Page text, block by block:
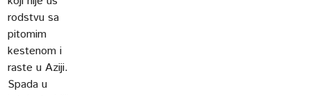
rodstvu sa
pitomim
kestenom i
raste u Aziji.
Spada u